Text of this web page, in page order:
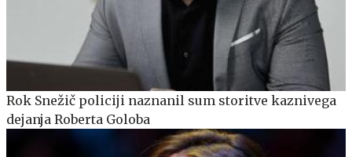
Rok Snežič policiji naznanil sum storitve kaznivega
dejanja Roberta Goloba